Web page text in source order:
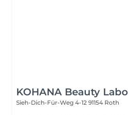
KOHANA Beauty Labo
Sieh-Dich-Für-Weg 4-12 91154 Roth